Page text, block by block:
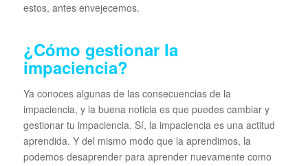
estos, antes envejecemos.
¿Cómo gestionar la
impaciencia?
Ya conoces algunas de las consecuencias de la
impaciencia, y la buena noticia es que puedes cambiar y
gestionar tu impaciencia. Sí, la impaciencia es una actitud
aprendida. Y del mismo modo que la aprendimos, la
podemos desaprender para aprender nuevamente como